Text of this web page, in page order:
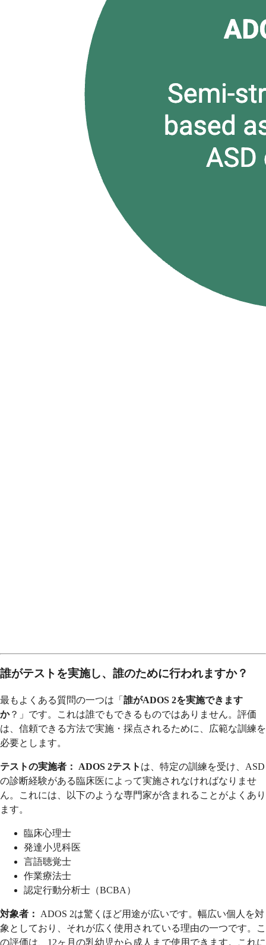
誰がテストを実施し、誰のために行われますか？
最もよくある質問の一つは「 誰がADOS 2を実施できます
か？」です。これは誰でもできるものではありません。評価
は、信頼できる方法で実施・採点されるために、広範な訓練を
必要とします。
テストの実施者： ADOS 2テスト は、特定の訓練を受け、ASD
の診断経験がある臨床医によって実施されなければなりませ
ん。これには、以下のような専門家が含まれることがよくあり
ます。
臨床心理士
発達小児科医
言語聴覚士
作業療法士
認定行動分析士（BCBA）
対象者：
ADOS 2は驚くほど用途が広いです。幅広い個人を対
象としており、それが広く使用されている理由の一つです。こ
の評価は、12ヶ月の乳幼児から成人まで使用できます。これに